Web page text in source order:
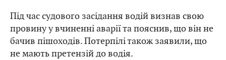
Під час судового засідання водій визнав свою
провину у вчиненні аварії та пояснив, що він не
бачив пішоходів. Потерпілі також заявили, що
не мають претензій до водія.